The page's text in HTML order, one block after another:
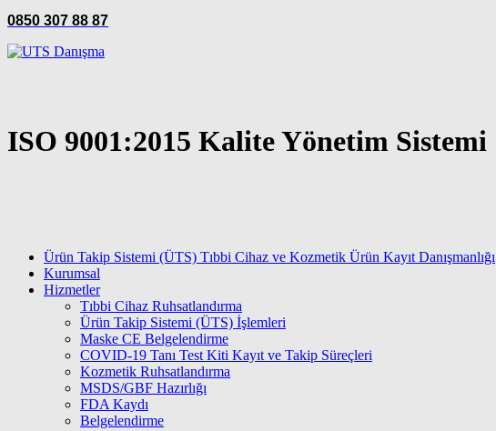
0850 307 88 87
ISO 9001:2015 Kalite Yönetim Sistemi
Ürün Takip Sistemi (ÜTS) Tıbbi Cihaz ve Kozmetik Ürün Kayıt Danışmanlığı
Kurumsal
Hizmetler
Tıbbi Cihaz Ruhsatlandırma
Ürün Takip Sistemi (ÜTS) İşlemleri
Maske CE Belgelendirme
COVID-19 Tanı Test Kiti Kayıt ve Takip Süreçleri
Kozmetik Ruhsatlandırma
MSDS/GBF Hazırlığı
FDA Kaydı
Belgelendirme